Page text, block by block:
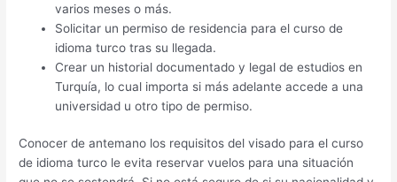
varios meses o más.
Solicitar un permiso de residencia para el curso de
idioma turco tras su llegada.
Crear un historial documentado y legal de estudios en
Turquía, lo cual importa si más adelante accede a una
universidad u otro tipo de permiso.
Conocer de antemano los requisitos del visado para el curso
de idioma turco le evita reservar vuelos para una situación